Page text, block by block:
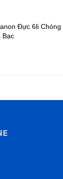
Loa 1.5x2 Đồng